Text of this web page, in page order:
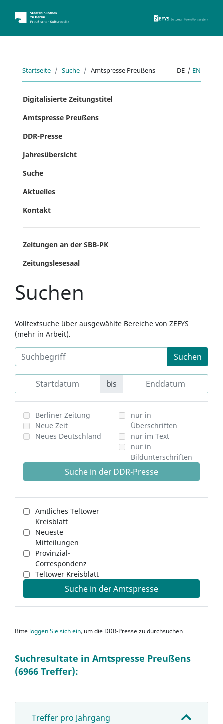
Startseite Suche Amtspresse Preußens DE | EN
Digitalisierte Zeitungstitel
Amtspresse Preußens
DDR-Presse
Jahresübersicht
Suche
Aktuelles
Kontakt
Zeitungen an der SBB-PK
Zeitungslesesaal
Suchen
Volltextsuche über ausgewählte Bereiche von ZEFYS
(mehr in Arbeit).
Suchen
bis
Berliner Zeitung
Neue Zeit
Neues Deutschland
nur in
Überschriften
nur im Text
nur in
Bildunterschriften
Suche in der DDR-Presse
Amtliches Teltower
Kreisblatt
Neueste
Mitteilungen
Provinzial-
Correspondenz
Teltower Kreisblatt
Suche in der Amtspresse
Bitte loggen Sie sich ein, um die DDR-Presse zu durchsuchen
Suchresultate in Amtspresse Preußens
(6966 Treffer):
Treffer pro Jahrgang